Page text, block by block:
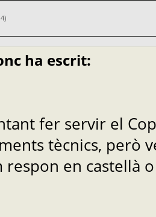
ha escrit:
fer servir el
tècnics, però
respon en castellà